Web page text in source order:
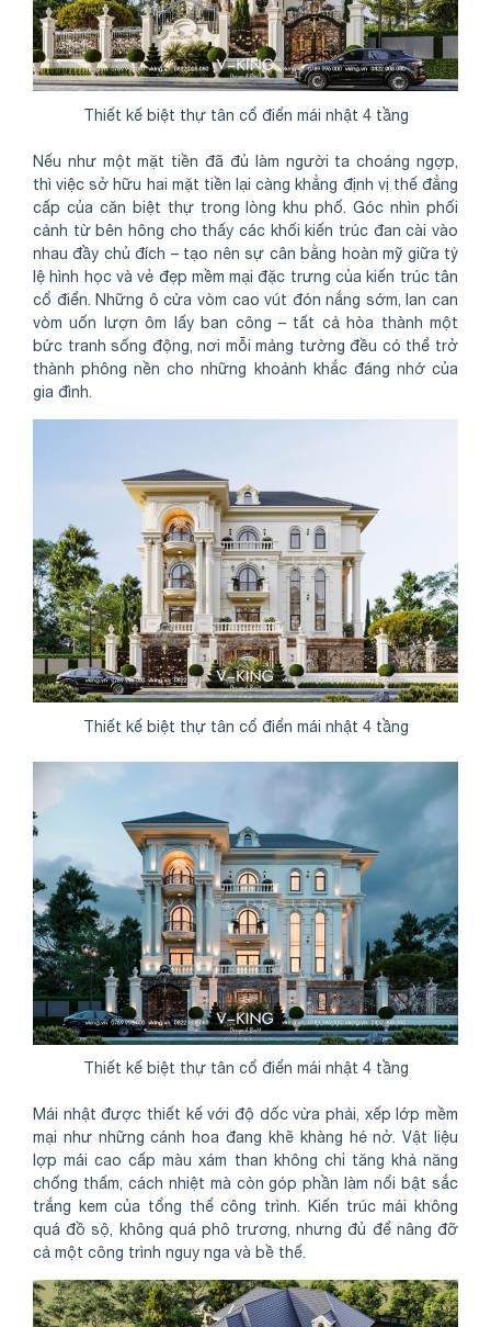
Thiết kế biệt thự tân cổ điển mái nhật 4 tầng
Nếu như một mặt tiền đã đủ làm người ta choáng ngợp,
thì việc sở hữu hai mặt tiền lại càng khẳng định vị thế đẳng
cấp của căn biệt thự trong lòng khu phố. Góc nhìn phối
cảnh từ bên hông cho thấy các khối kiến trúc đan cài vào
nhau đầy chủ đích – tạo nên sự cân bằng hoàn mỹ giữa tỷ
lệ hình học và vẻ đẹp mềm mại đặc trưng của kiến trúc tân
cổ điển. Những ô cửa vòm cao vút đón nắng sớm, lan can
vòm uốn lượn ôm lấy ban công – tất cả hòa thành một
bức tranh sống động, nơi mỗi mảng tường đều có thể trở
thành phông nền cho những khoảnh khắc đáng nhớ của
gia đình.
Thiết kế biệt thự tân cổ điển mái nhật 4 tầng
Thiết kế biệt thự tân cổ điển mái nhật 4 tầng
Mái nhật được thiết kế với độ dốc vừa phải, xếp lớp mềm
mại như những cánh hoa đang khẽ khàng hé nở. Vật liệu
lợp mái cao cấp màu xám than không chỉ tăng khả năng
chống thấm, cách nhiệt mà còn góp phần làm nổi bật sắc
trắng kem của tổng thể công trình. Kiến trúc mái không
quá đồ sộ, không quá phô trương, nhưng đủ để nâng đỡ
cả một công trình nguy nga và bề thế.